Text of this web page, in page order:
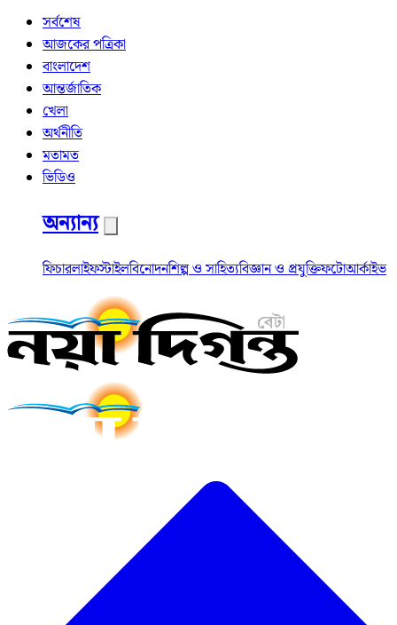
সর্বশেষ
আজকের পত্রিকা
বাংলাদেশ
আন্তর্জাতিক
খেলা
অর্থনীতি
মতামত
ভিডিও
অন্যান্য
ফিচারলাইফস্টাইলবিনোদনশিল্প ও সাহিত্যবিজ্ঞান ও প্রযুক্তিফটোআর্কাইভ